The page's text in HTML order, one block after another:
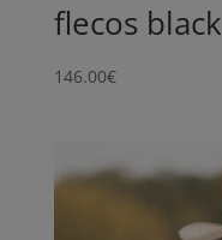
flecos black
146.00€